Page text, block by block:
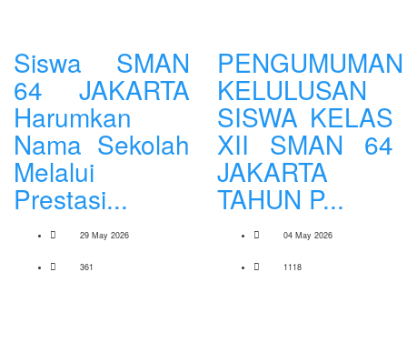
Siswa SMAN
64 JAKARTA
Harumkan
Nama Sekolah
Melalui
Prestasi...
29 May 2026
361
PENGUMUMAN
KELULUSAN
SISWA KELAS
XII SMAN 64
JAKARTA
TAHUN P...
04 May 2026
1118